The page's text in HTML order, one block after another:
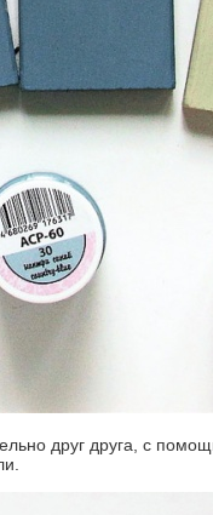
друг друга, с